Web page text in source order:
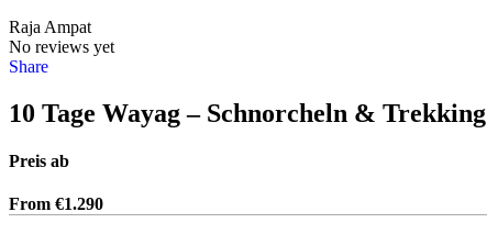
Raja Ampat
No reviews yet
Share
10 Tage Wayag – Schnorcheln & Trekking
Preis ab
From €1.290